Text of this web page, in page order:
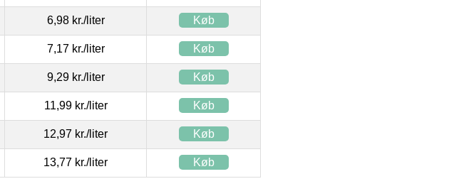
6,98 kr./liter Køb
7,17 kr./liter Køb
9,29 kr./liter Køb
11,99 kr./liter Køb
12,97 kr./liter Køb
13,77 kr./liter Køb